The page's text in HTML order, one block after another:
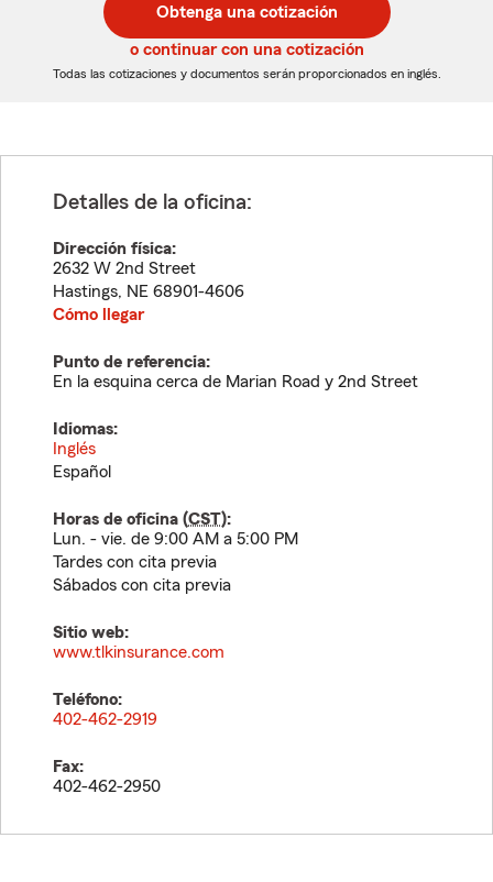
de
5
dígitos
de
5
dígitos
Obtenga una cotización
o continuar con una cotización
Todas las cotizaciones y documentos serán proporcionados en inglés.
Detalles de la oficina:
Dirección física:
2632 W 2nd Street
Hastings, NE 68901-4606
Cómo llegar
Punto de referencia:
En la esquina cerca de Marian Road y 2nd Street
Idiomas:
Inglés
Español
Horas de oficina (CST):
Lun. - vie. de 9:00 AM a 5:00 PM
Tardes con cita previa
Sábados con cita previa
Sitio web:
www.tlkinsurance.com
Teléfono:
402-462-2919
Fax:
402-462-2950